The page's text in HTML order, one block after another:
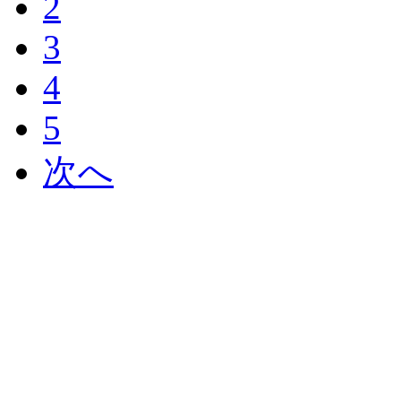
3
4
5
次へ